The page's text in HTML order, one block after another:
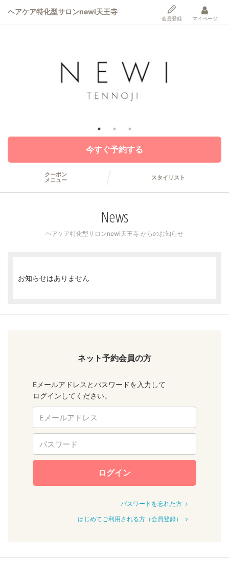
ヘアケア特化型サロンnewi天王寺
会員登録 マイページ
今すぐ予約する
クーポン
メニュー スタイリスト
News
ヘアケア特化型サロンnewi天王寺 からのお知らせ
お知らせはありません
ネット予約会員の方
Eメールアドレスとパスワードを入力して
ログインしてください。
ログイン
パスワードを忘れた方
はじめてご利用される方（会員登録）